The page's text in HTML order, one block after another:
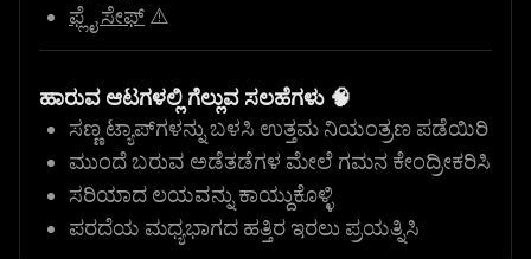
ಫ್ಲೈ ಸೇಫ್ ⚠️
ಹಾರುವ ಆಟಗಳಲ್ಲಿ ಗೆಲ್ಲುವ ಸಲಹೆಗಳು 🧠
ಸಣ್ಣ ಟ್ಯಾಪ್‌ಗಳನ್ನು ಬಳಸಿ ಉತ್ತಮ ನಿಯಂತ್ರಣ ಪಡೆಯಿರಿ
ಮುಂದೆ ಬರುವ ಅಡೆತಡೆಗಳ ಮೇಲೆ ಗಮನ ಕೇಂದ್ರೀಕರಿಸಿ
ಸರಿಯಾದ ಲಯವನ್ನು ಕಾಯ್ದುಕೊಳ್ಳಿ
ಪರದೆಯ ಮಧ್ಯಭಾಗದ ಹತ್ತಿರ ಇರಲು ಪ್ರಯತ್ನಿಸಿ